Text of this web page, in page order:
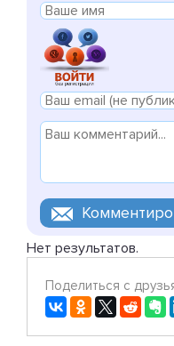
Нет результатов.
Поделиться с